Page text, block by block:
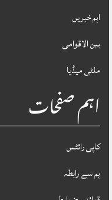
اہم خبریں
بین الاقوامی
ملٹی میڈیا
اہم صفحات
کاپی رائٹس
ہم سے رابطہ